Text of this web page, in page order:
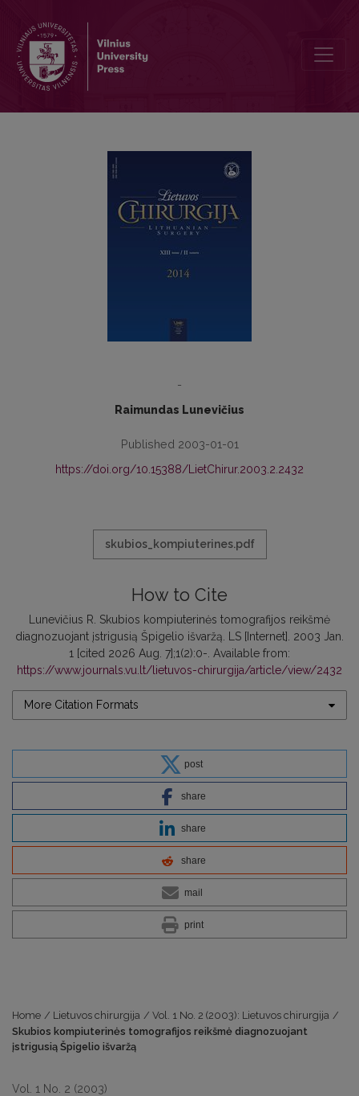
-
Raimundas Lunevičius
Published 2003-01-01
https://doi.org/10.15388/LietChirur.2003.2.2432
skubios_kompiuterines.pdf
How to Cite
Lunevičius R. Skubios kompiuterinės tomografijos reikšmė
diagnozuojant įstrigusią Špigelio išvaržą. LS [Internet]. 2003 Jan.
1 [cited 2026 Aug. 7];1(2):0-. Available from:
https://www.journals.vu.lt/lietuvos-chirurgija/article/view/2432
More Citation Formats
post
share
share
share
mail
print
Home / Lietuvos chirurgija / Vol. 1 No. 2 (2003): Lietuvos chirurgija /
Skubios kompiuterinės tomografijos reikšmė diagnozuojant
įstrigusią Špigelio išvaržą
Vol. 1 No. 2 (2003)